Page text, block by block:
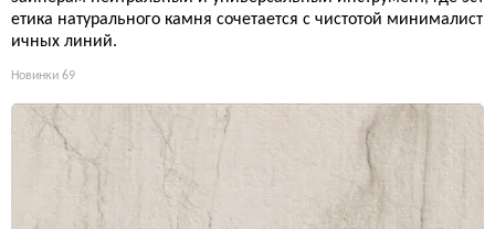
етика натурального камня сочетается с чистотой минималист
ичных линий.
Новинки 69